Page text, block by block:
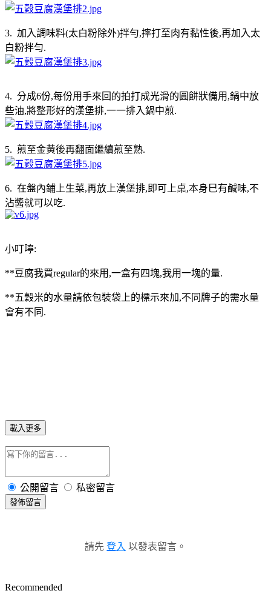
3. 加入調味料(太白粉除外)拌勻,摔打至肉有黏性後,再加入太
白粉拌勻.
4. 分成6份,每份用手來回的拍打成光滑的圓餅狀備用,鍋中放
些油,將整形好的漢堡排,一一排入鍋中煎.
5. 煎至金黃後再翻面繼續煎至熟.
6. 在盤內鋪上生菜,再放上漢堡排,即可上桌,本身巳有鹹味,不
沾醬就可以吃.
小叮嚀:
**豆腐我買regular的來用,一盒有四塊,我用一塊的量.
**五穀米的水量請依包裝袋上的標示來加,不同牌子的需水量
會有不同.
載入更多
公開留言 私密留言
發佈留言
請先 登入 以發表留言。
Recommended